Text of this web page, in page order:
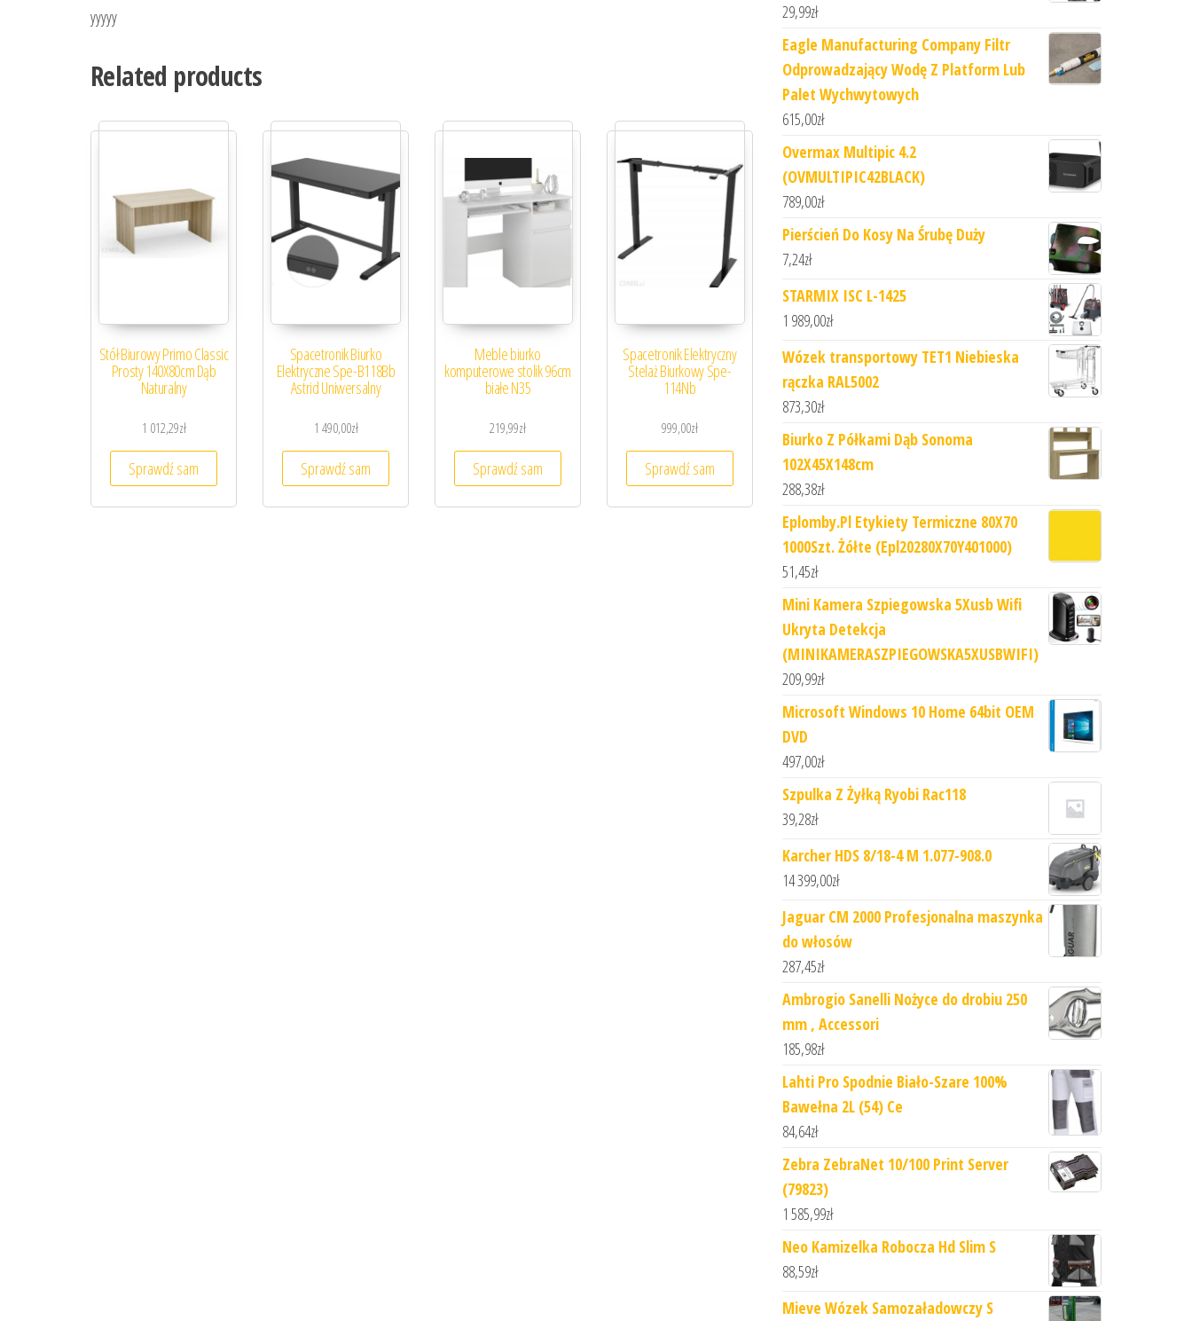
yyyyy
Related products
Stół Biurowy Primo Classic
Prosty 140X80cm Dąb
Naturalny
1 012,29zł
Sprawdź sam
Spacetronik Biurko
Elektryczne Spe-B118Bb
Astrid Uniwersalny
1 490,00zł
Sprawdź sam
Meble biurko
komputerowe stolik 96cm
białe N35
219,99zł
Sprawdź sam
Spacetronik Elektryczny
Stelaż Biurkowy Spe-
114Nb
999,00zł
Sprawdź sam
29,99zł
Eagle Manufacturing Company Filtr
Odprowadzający Wodę Z Platform Lub
Palet Wychwytowych
615,00zł
Overmax Multipic 4.2
(OVMULTIPIC42BLACK)
789,00zł
Pierścień Do Kosy Na Śrubę Duży
7,24zł
STARMIX ISC L-1425
1 989,00zł
Wózek transportowy TET1 Niebieska
rączka RAL5002
873,30zł
Biurko Z Półkami Dąb Sonoma
102X45X148cm
288,38zł
Eplomby.Pl Etykiety Termiczne 80X70
1000Szt. Żółte (Epl20280X70Y401000)
51,45zł
Mini Kamera Szpiegowska 5Xusb Wifi
Ukryta Detekcja
(MINIKAMERASZPIEGOWSKA5XUSBWIFI)
209,99zł
Microsoft Windows 10 Home 64bit OEM
DVD
497,00zł
Szpulka Z Żyłką Ryobi Rac118
39,28zł
Karcher HDS 8/18-4 M 1.077-908.0
14 399,00zł
Jaguar CM 2000 Profesjonalna maszynka
do włosów
287,45zł
Ambrogio Sanelli Nożyce do drobiu 250
mm , Accessori
185,98zł
Lahti Pro Spodnie Biało-Szare 100%
Bawełna 2L (54) Ce
84,64zł
Zebra ZebraNet 10/100 Print Server
(79823)
1 585,99zł
Neo Kamizelka Robocza Hd Slim S
88,59zł
Mieve Wózek Samozaładowczy S